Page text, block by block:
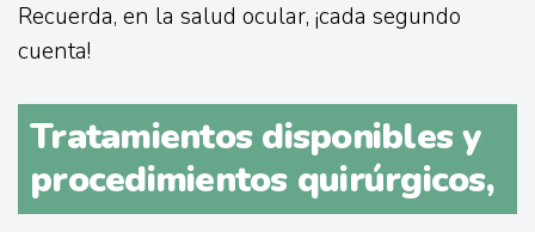
Recuerda, en la salud ocular, ¡cada segundo
cuenta!
Tratamientos disponibles y
procedimientos quirúrgicos,